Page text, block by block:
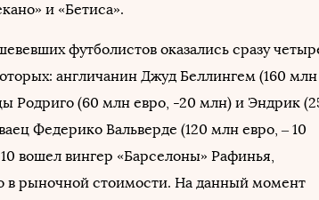
и «Бетиса».
футболистов оказались сразу
англичанин Джуд Беллингем (160 млн
Родриго (60 млн евро, -20 млн) и Эндрик
Федерико Вальверде (120 млн евро, – 10
вошел вингер «Барселоны» Рафинья,
в рыночной стоимости. На данный момент